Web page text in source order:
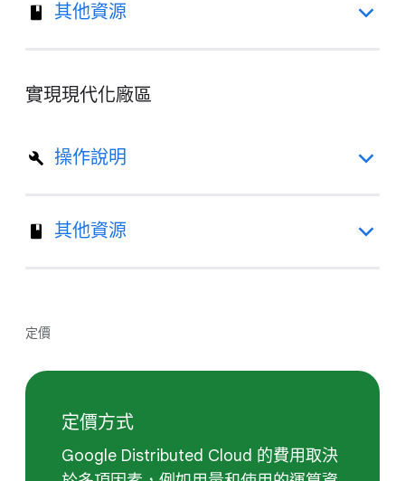
其他資源
實現現代化廠區
操作說明
其他資源
定價
定價方式
Google Distributed Cloud 的費用取決